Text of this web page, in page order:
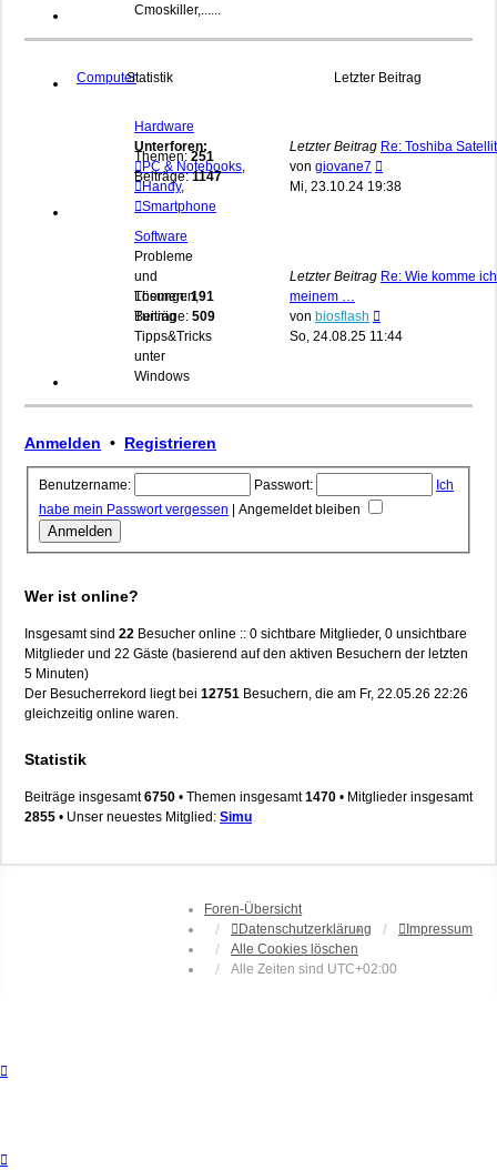
Cmoskiller,......
ComputerStatistik Letzter Beitrag
Hardware
Unterforen:
PC & Notebooks,
Handy,
Smartphone
Themen: 251
Beiträge:1147
Letzter Beitrag Re: Toshiba
von giovane7
Beitrag
Mi, 23.10.24 19:38
Software
Probleme
und
Lösungen,
Tuning
Tipps&Tricks
unter
Windows
Themen:191
Beiträge: 509
Letzter Beitrag Re: Wie komme
meinem …
von biosflash
Beitrag
So, 24.08.25 11:44
Anmelden • Registrieren
Benutzername: Passwort:
Ich
habe mein Passwort vergessen
Angemeldet bleiben
Wer ist online?
Insgesamt sind 22 Besucher online :: 0 sichtbare Mitglieder, 0 unsichtbare
Mitglieder und 22 Gäste (basierend auf den aktiven Besuchern der letzten
5 Minuten)
Der Besucherrekord liegt bei 12751 Besuchern, die am Fr, 22.05.26 22:26
gleichzeitig online waren.
Statistik
Beiträge insgesamt6750 • Themen insgesamt1470 • Mitglieder insgesamt
2855 • Unser neuestes Mitglied: Simu
Foren-Übersicht
Datenschutzerklärung
Impressum
Alle Cookies löschen
Alle Zeiten sind UTC+02:00